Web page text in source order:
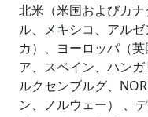
北米（米国およびカ
ル、メキシコ、アル
カ）、ヨーロッパ（
ア、スペイン、ハン
ルクセンブルグ、
ン、ノルウェー） 、